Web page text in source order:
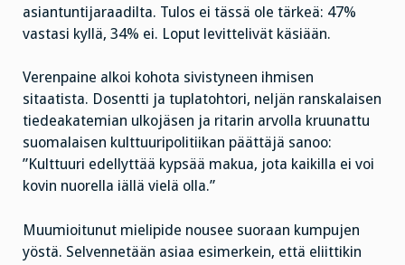
asiantuntijaraadilta. Tulos ei tässä ole tärkeä: 47%
vastasi kyllä, 34% ei. Loput levittelivät käsiään.
Verenpaine alkoi kohota sivistyneen ihmisen
sitaatista. Dosentti ja tuplatohtori, neljän ranskalaisen
tiedeakatemian ulkojäsen ja ritarin arvolla kruunattu
suomalaisen kulttuuripolitiikan päättäjä sanoo:
”Kulttuuri edellyttää kypsää makua, jota kaikilla ei voi
kovin nuorella iällä vielä olla.”
Muumioitunut mielipide nousee suoraan kumpujen
yöstä. Selvennetään asiaa esimerkein, että eliittikin